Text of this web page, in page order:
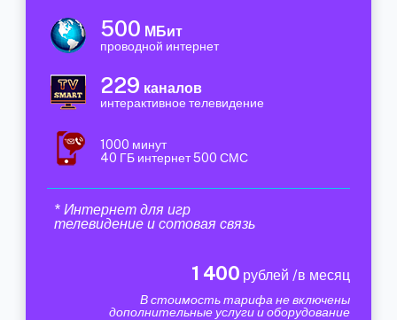
500 МБит
проводной интернет
229 каналов
интерактивное телевидение
1000 минут
40 ГБ интернет 500 СМС
* Интернет для игр
телевидение и сотовая связь
1 400 рублей /в месяц
В стоимость тарифа не включены
дополнительные услуги и оборудование